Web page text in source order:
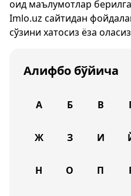
оид маълумотлар
Imlo.uz сайтидан
сўзини хатосиз ёза
Алифбо бўйича
А Б В
Ж З И
Н О П